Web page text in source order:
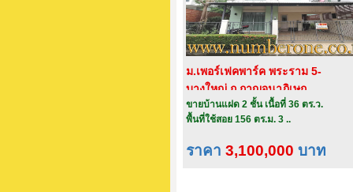
ม.เพอร์เฟคพาร์ค พระราม 5-
บางใหญ่ ถ.กาญจนาภิเษก
ขายบ้านแฝด 2 ชั้น เนื้อที่ 36 ตร.ว.
พื้นที่ใช้สอย 156 ตร.ม. 3 ..
ราคา 3,100,000 บาท